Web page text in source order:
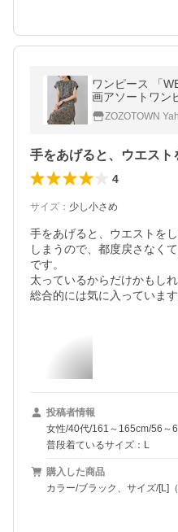
ワンピース 「
画アソートワン
ZOZOTOWN
4
サイズ ： 少し小さめ
手をあげると、ウエストを
しまうので、都度戻さなく
です。
太っているからだけかもしれ
総合的には気に入っています
投稿者情報
女性/40代/161～165cm/56～
普段着ているサイズ：L
購入した商品
カラー/ブラック、サイズ/[L]